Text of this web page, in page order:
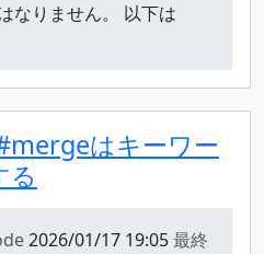
なりません。 以下は
はキーワー
る
2026/01/17 19:05最終